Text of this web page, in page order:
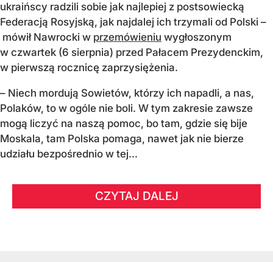
ukraińscy radzili sobie jak najlepiej z postsowiecką
Federacją Rosyjską, jak najdalej ich trzymali od Polski –
mówił Nawrocki w przemówieniu wygłoszonym
w czwartek (6 sierpnia) przed Pałacem Prezydenckim,
w pierwszą rocznicę zaprzysiężenia.
– Niech mordują Sowietów, którzy ich napadli, a nas,
Polaków, to w ogóle nie boli. W tym zakresie zawsze
mogą liczyć na naszą pomoc, bo tam, gdzie się bije
Moskala, tam Polska pomaga, nawet jak nie bierze
udziału bezpośrednio w tej...
CZYTAJ DALEJ